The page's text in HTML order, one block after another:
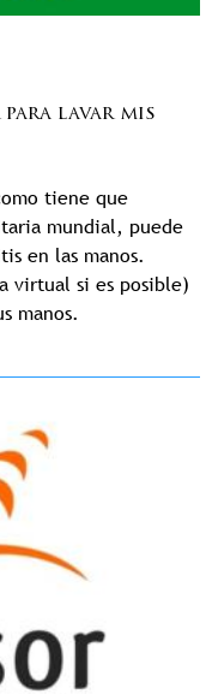
lavar mis
tiene que
mundial, puede
en las manos.
virtual si es posible)
manos.